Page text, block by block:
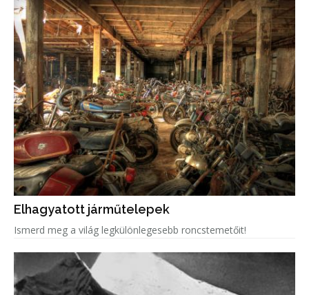
Elhagyatott járműtelepek
Ismerd meg a világ legkülönlegesebb roncstemetőit!